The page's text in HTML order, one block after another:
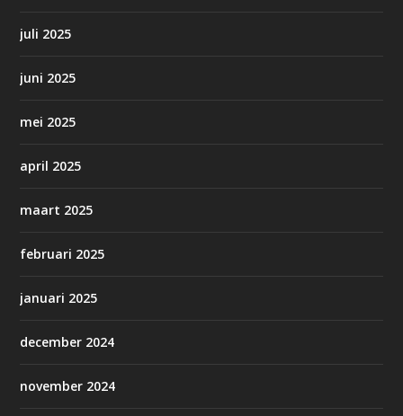
juli 2025
juni 2025
mei 2025
april 2025
maart 2025
februari 2025
januari 2025
december 2024
november 2024